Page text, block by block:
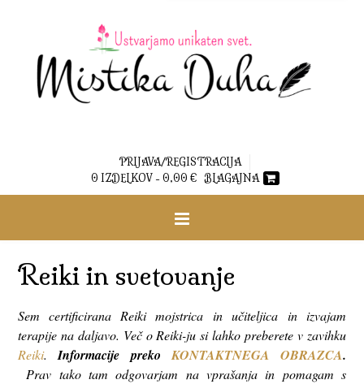
PRIJAVA/REGISTRACIJA
0 IZDELKOV - 0,00 € BLAGAJNA
Reiki in svetovanje
Sem certificirana Reiki mojstrica in učiteljica in izvajam
terapije na daljavo. Več o Reiki-ju si lahko preberete v zavihku
Reiki.Informacije prekoKONTAKTNEGA OBRAZCA.
Prav tako tam odgovarjam na vprašanja in pomagam s